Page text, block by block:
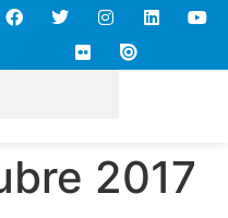
2017